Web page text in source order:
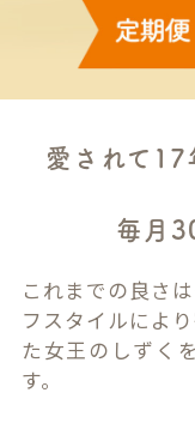
愛されて17
毎月
これまでの良さ
フスタイルによ
た女王のしずく
す。